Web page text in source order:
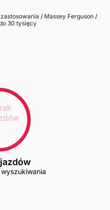
/ Massey Ferguson /
30 tysięcy